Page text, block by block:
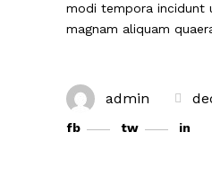
modi tempora incidunt
magnam aliquam
admin
fb tw in